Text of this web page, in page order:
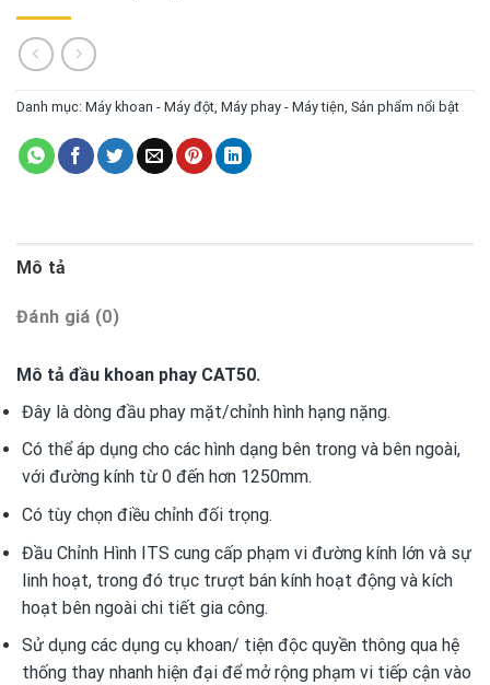
Danh mục: Máy khoan - Máy đột Máy phay - Máy tiện Sản phẩm nổi bật
Mô tả
Đánh giá (0)
Mô tả đầu khoan phay CAT50.
Đây là dòng đầu phay mặt/chỉnh hình hạng nặng.
Có thể áp dụng cho các hình dạng bên trong và bên ngoài,
với đường kính từ 0 đến hơn 1250mm.
Có tùy chọn điều chỉnh đối trọng.
Đầu Chỉnh Hình ITS cung cấp phạm vi đường kính lớn và sự
linh hoạt, trong đó trục trượt bán kính hoạt động và kích
hoạt bên ngoài chi tiết gia công.
Sử dụng các dụng cụ khoan/ tiện độc quyền thông qua hệ
thống thay nhanh hiện đại để mở rộng phạm vi tiếp cận vào